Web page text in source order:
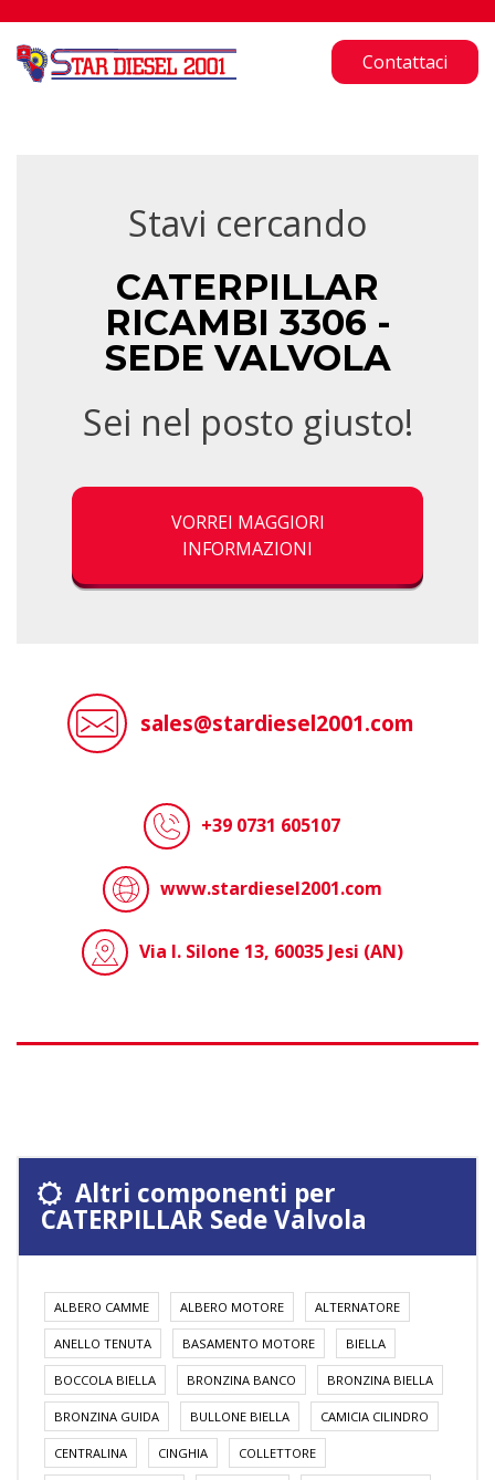
Contattaci
Stavi cercando
CATERPILLAR
RICAMBI 3306 -
SEDE VALVOLA
Sei nel posto giusto!
VORREI MAGGIORI
INFORMAZIONI
sales@stardiesel2001.com
+39 0731 605107
www.stardiesel2001.com
Via I. Silone 13, 60035 Jesi (AN)
Altri componenti per
CATERPILLAR Sede Valvola
ALBERO CAMME ALBERO MOTORE ALTERNATORE
ANELLO TENUTA BASAMENTO MOTORE BIELLA
BOCCOLA BIELLA BRONZINA BANCO BRONZINA BIELLA
BRONZINA GUIDA BULLONE BIELLA CAMICIA CILINDRO
CENTRALINA CINGHIA COLLETTORE